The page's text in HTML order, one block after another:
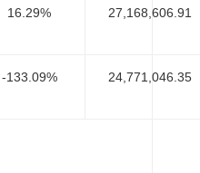
16.29% 27,168,606.91
-133.09% 24,771,046.35